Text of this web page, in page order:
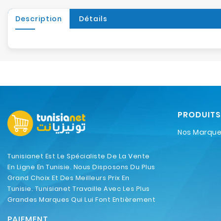
Description Détails
Tunisianet Est Le Spécialiste De La Vente
En Ligne En Tunisie. Nous Disposons Du Plus
Grand Choix Et Des Meilleurs Prix En
Tunisie. Tunisianet Travaille Avec Les Plus
Grandes Marques Qui Lui Font Entièrement
PRODUITS
Nos